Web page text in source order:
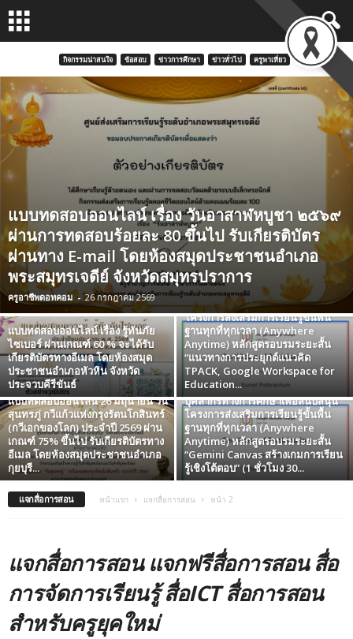
กิจกรรมน่าสนใจ ข้อสอบ ข่าวการศึกษา ข่าวทั่วไป ครูพาเที่ยว
แบบทดสอบออนไลน์ เรื่อง วันอาสาฬหบูชา ๒๕๖๙
ผ่านการทดสอบร้อยละ 80 ขึ้นไป รับเกียรติบัตร
ผ่านทาง E-mail โดยห้องสมุดประชาชนอำเภอ
พระสมุทรเจดีย์ จังหวัดสมุทรปราการ
ครูอาชีพดอทคอม - 26 กรกฎาคม 2569
แบบทดสอบออนไลน์ เรื่อง รู้ทันภัย
ไซเบอร์ ผ่านเกณฑ์ 60 % จะได้รับ
เกียรติบัตรทางอีเมล โดยห้องสมุด
ประชาชนอำเภอหัวหิน จังหวัด
ประจวบคีรีขันธ์
ลงทะเบียนและทำแบบทดสอบ
โครงการพัฒนาผู้บริหาร ครู และ
บุคลากรทางการศึกษาเพื่อสนับสนุน
โครงการส่งเสริมการเรียนรู้ขั้นพื้น
ฐานทุกที่ทุกเวลา (Anywhere
Anytime) หลักสูตรอบรมระยะสั้น
“แนวทางการประยุกต์แนวคิด
TPACK, Google Workspace for
Education...
แบบทดสอบออนไลน์ 26 มิถุนายน วัน
สุนทรภู่ กวีแก้วแห่งกรุงรัตนโกสินทร์
(กวีเอกของโลก) ประจำปี 2569 ผ่าน
เกณฑ์ 75% ขึ้นไป รับเกียรติบัตรทาง
อีเมล โดยห้องสมุดประชาชนอำเภอ
กุยบุรี...
ลงทะเบียนและทำแบบทดสอบ
โครงการพัฒนาผู้บริหาร ครู และ
บุคลากรทางการศึกษาเพื่อสนับสนุน
โครงการส่งเสริมการเรียนรู้ขั้นพื้น
ฐานทุกที่ทุกเวลา (Anywhere
Anytime) หลักสูตรอบรมระยะสั้น
“Gemini Canvas สร้างเกมการเรียน
รู้เชิงโต้ตอบ” (1 ชั่วโมง 30...
แจกสื่อการสอน หน้าแรก แจกสื่อการสอน หน้า 2
แจกสื่อการสอน แจกฟรีสื่อการสอน สื่อ
การจัดการเรียนรู้ สื่อICT สื่อการสอน
สำหรับครูยุคใหม่